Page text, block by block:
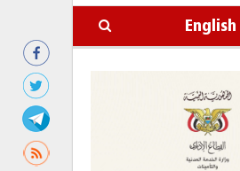
English